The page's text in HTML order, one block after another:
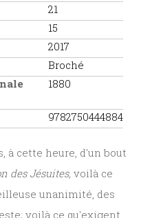
21
15
2017
Broché
1880
9782750444884
à cette heure, d'un bout
des Jésuites, voilà ce
unanimité, des
voilà ce qu'exigent